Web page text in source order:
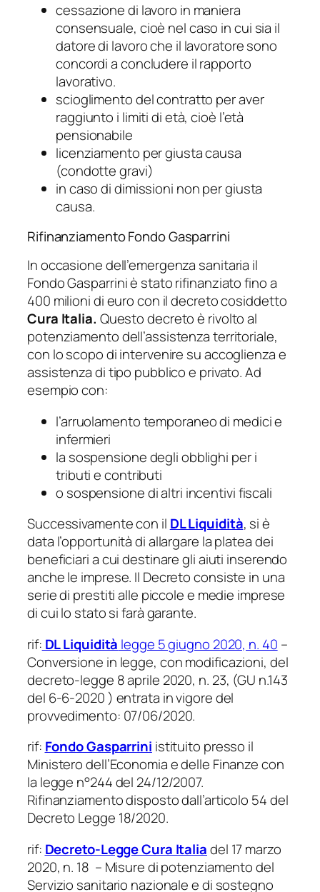
cessazione di lavoro in maniera
consensuale, cioè nel caso in cui sia il
datore di lavoro che il lavoratore sono
concordi a concludere il rapporto
lavorativo.
scioglimento del contratto per aver
raggiunto i limiti di età, cioè l’età
pensionabile
licenziamento per giusta causa
(condotte gravi)
in caso di dimissioni non per giusta
causa.
Rifinanziamento Fondo Gasparrini
In occasione dell’emergenza sanitaria il
Fondo Gasparrini è stato rifinanziato fino a
400 milioni di euro con il decreto cosiddetto
Cura Italia. Questo decreto è rivolto al
potenziamento dell’assistenza territoriale,
con lo scopo di intervenire su accoglienza e
assistenza di tipo pubblico e privato. Ad
esempio con:
l’arruolamento temporaneo di medici e
infermieri
la sospensione degli obblighi per i
tributi e contributi
o sospensione di altri incentivi fiscali
Successivamente con il DL Liquidità, si è
data l’opportunità di allargare la platea dei
beneficiari a cui destinare gli aiuti inserendo
anche le imprese. Il Decreto consiste in una
serie di prestiti alle piccole e medie imprese
di cui lo stato si farà garante.
rif: DL Liquidità legge 5 giugno 2020, n. 40 –
Conversione in legge, con modificazioni, del
decreto-legge 8 aprile 2020, n. 23, (GU n.143
del 6-6-2020 ) entrata in vigore del
provvedimento: 07/06/2020.
rif: Fondo Gasparrini istituito presso il
Ministero dell’Economia e delle Finanze con
la legge n°244 del 24/12/2007.
Rifinanziamento disposto dall’articolo 54 del
Decreto Legge 18/2020.
rif: Decreto-Legge Cura Italiadel 17 marzo
2020, n. 18 – Misure di potenziamento del
Servizio sanitario nazionale e di sostegno